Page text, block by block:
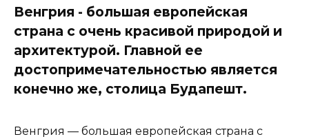
Венгрия - большая европейская
страна с очень красивой природой и
архитектурой. Главной ее
достопримечательностью является
конечно же, столица Будапешт.
Венгрия — большая европейская страна с